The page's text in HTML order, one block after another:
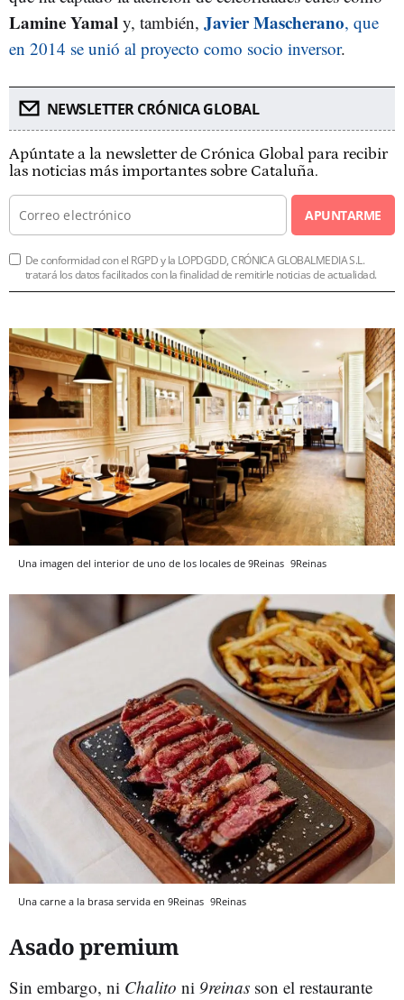
Lamine Yamal y, también, Javier Mascherano, que
en 2014 se unió al proyecto como socio inversor.
NEWSLETTER CRÓNICA GLOBAL
Apúntate a la newsletter de Crónica Global para recibir
las noticias más importantes sobre Cataluña.
APUNTARME
De conformidad con el RGPD y la LOPDGDD, CRÓNICA GLOBALMEDIA S.L.
tratará los datos facilitados con la finalidad de remitirle noticias de actualidad.
Una imagen del interior de uno de los locales de 9Reinas 9Reinas
Una carne a la brasa servida en 9Reinas 9Reinas
Asado premium
Sin embargo, ni Chalito ni 9reinas son el restaurante